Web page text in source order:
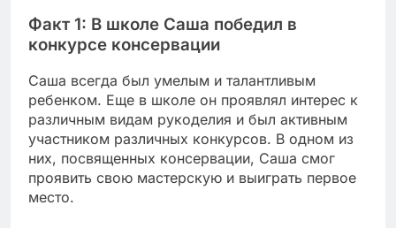
Факт 1: В школе Саша победил в
конкурсе консервации
Саша всегда был умелым и талантливым
ребенком. Еще в школе он проявлял интерес к
различным видам рукоделия и был активным
участником различных конкурсов. В одном из
них, посвященных консервации, Саша смог
проявить свою мастерскую и выиграть первое
место.